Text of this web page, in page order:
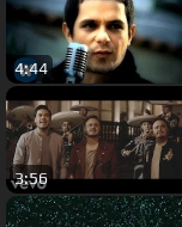
4:44
3:56